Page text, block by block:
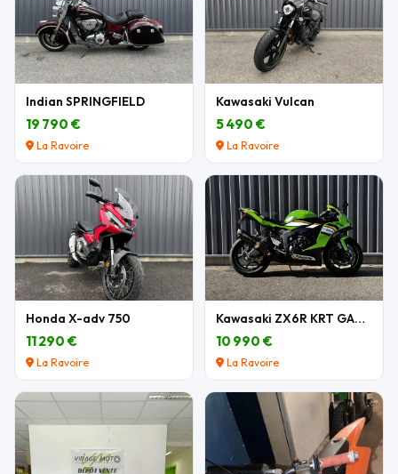
Indian SPRINGFIELD
19 790 €
La Ravoire
Kawasaki Vulcan
5 490 €
La Ravoire
Honda X-adv 750
11 290 €
La Ravoire
Kawasaki ZX6R KRT GARANTIE
10 990 €
La Ravoire